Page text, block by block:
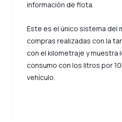
información de flota.
Este es el único sistema del
compras realizadas con la
con el kilometraje y muestra
consumo con los litros por
vehículo.